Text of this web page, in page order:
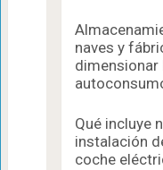
naves y
dimensionar
Qué incluye
instalación
coche